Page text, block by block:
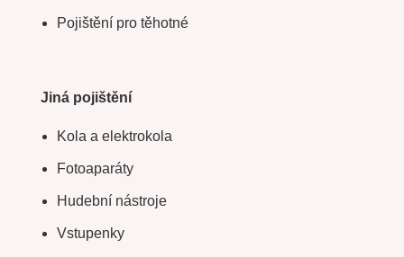
Pojištění pro těhotné
Jiná pojištění
Kola a elektrokola
Fotoaparáty
Hudební nástroje
Vstupenky